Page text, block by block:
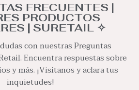
FRECUENTES |
PRODUCTOS
| SURETAIL ✧
con nuestras Preguntas
Encuentra respuestas sobre
y más. ¡Visítanos y aclara tus
inquietudes!